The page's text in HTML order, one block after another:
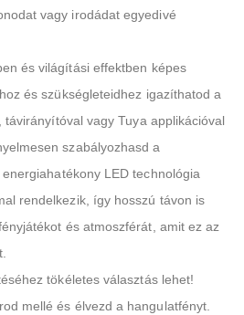
vagy irodádat egyedivé
és világítási effektben képes
és szükségleteidhez igazíthatod a
vagy Tuya applikációval
szabályozhasd a
LED technológia
rendelkezik, így hosszú távon is
és atmoszférát, amit ez az
tökéletes választás lehet!
mellé és élvezd a hangulatfényt.